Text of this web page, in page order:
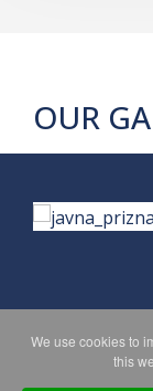
OUR
We use cookies to
this